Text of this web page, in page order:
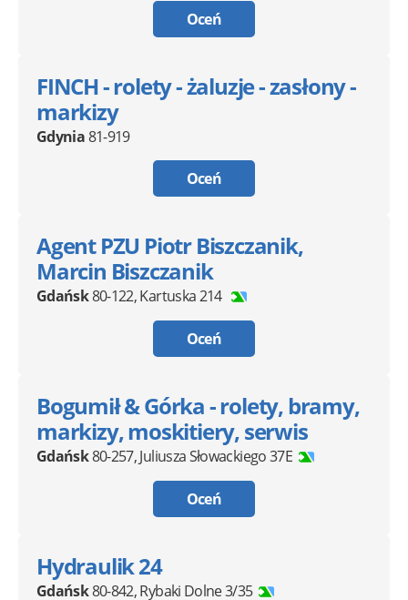
Oceń
FINCH - rolety - żaluzje - zasłony -
markizy
Gdynia81-919
Oceń
Agent PZU Piotr Biszczanik,
Marcin Biszczanik
Gdańsk80-122,Kartuska 214
Oceń
Bogumił & Górka - rolety, bramy,
markizy, moskitiery, serwis
Gdańsk80-257,Juliusza Słowackiego 37E
Oceń
Hydraulik 24
Gdańsk80-842,Rybaki Dolne 3/35